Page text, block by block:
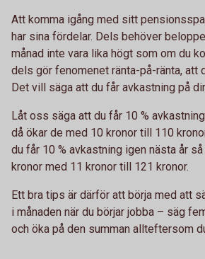
Att komma igång med sitt
har sina fördelar. Dels behöver
månad inte vara lika högt som om du
dels gör fenomenet ränta-på-ränta, att
Det vill säga att du får avkastning på
Låt oss säga att du får 10 %
då ökar de med 10 kronor till 110
du får 10 % avkastning igen nästa år
kronor med 11 kronor till 121 kronor.
Ett bra tips är därför att börja med att
i månaden när du börjar jobba – säg
och öka på den summan allteftersom